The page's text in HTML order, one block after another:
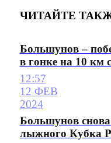
ЧИТАЙТЕ
Большунов –
в гонке на 10 км
12:57
12 ФЕВ
2024
Большунов снова
лыжного Кубка